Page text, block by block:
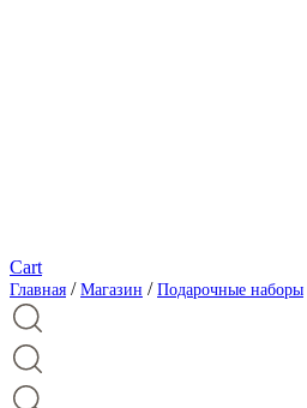
Cart
Главная / Магазин / Подарочные наборы